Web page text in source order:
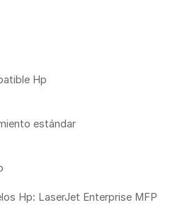
Hp
estándar
Hp: LaserJet Enterprise MFP